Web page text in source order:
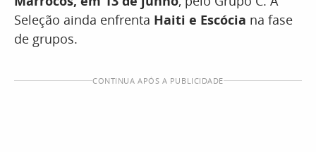
Seleção ainda enfrenta Haiti e Escócia na fase
de grupos.
CONTINUA APÓS A PUBLICIDADE